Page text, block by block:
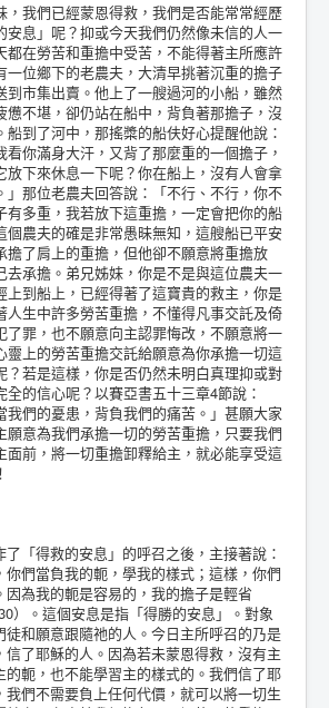
我們已經蒙恩得救，我們是否能常常經歷
安息」呢？抑或今天我們仍然像未信的人一
都在勞苦和重擔中受苦，不能得著主所應許
一位鄉下的老農夫，大清早挑著沉重的擔子
到市集出賣。他上了一艘過河的小船，雖然
憊不堪，卻仍站在船中，背負著那擔子，沒
船到了河中，那搖槳的船伕好心提醒他說：
看你滿身大汗，又背了那麼重的一個擔子，
放下來休息一下呢？你在船上，沒有人會拿
」那位老農夫回答說：「不行、不行，你不
有多重，我若放下這重擔，一定會把你的船
個農夫的確是非常愚昧無知，這艘船已平安
擔了肩上的重擔，但他卻不願意將重擔放
去承擔。弟兄姊妹，你是不是與這位農夫一
上到船上，已經得著了這寶貴的救主，你是
人生中許多勞苦重擔，不懂得凡事交託及倚
了罪，也不願意向主認罪悔改，不願意將一
靈上的勞苦重擔交託給願意為你承擔一切這
？若是這樣，你是否仍然未明白真理抑或對
全的信心呢？以賽亞書五十三章4節說：
我們的憂患，背負我們的痛苦。」甚願大家
願意為我們承擔一切的勞苦重擔，只要我們
面前，將一切重擔卸釋給主，就必能享受這
「得救的安息」的呼召之後，主接著說：
你們當負我的軛，學我的樣式；這樣，你們
為我的軛是容易的，我的擔子是輕省
）。這個安息是指「得勝的安息」。對象
徒和願意跟隨祂的人。今日主所呼召的乃是
了耶穌的人。因為若未蒙恩得救，沒有主
的軛，也不能學習主的樣式的。我們信了耶
們不需要負上任何代價，就可以將一切生